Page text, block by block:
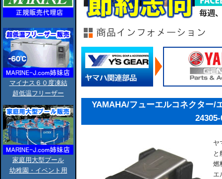
マイナス６０度凍結
超低温フリーザー
家庭用大型プール
幼稚園・イベント用
YAMAHA/フューエルコネクター/
ヤ
と
燃
エ